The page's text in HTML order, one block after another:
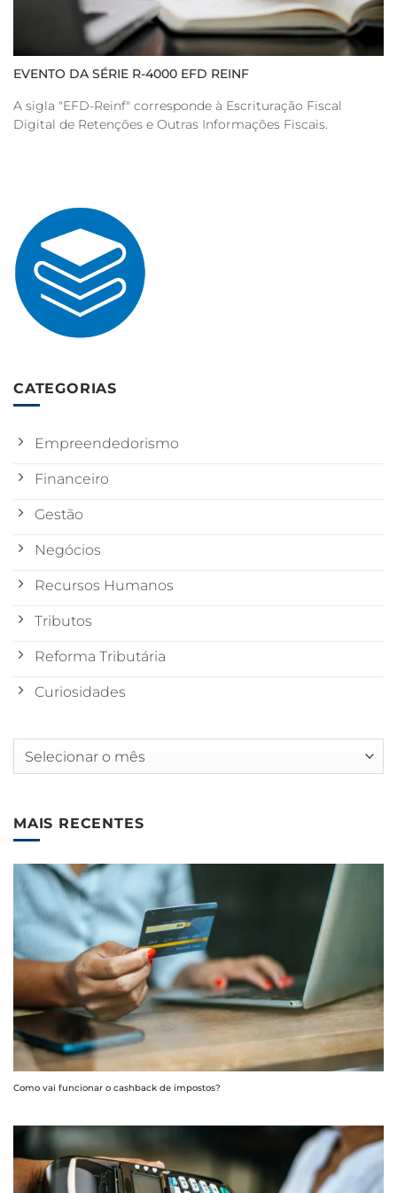
EVENTO DA SÉRIE R-4000 EFD REINF
A sigla "EFD-Reinf" corresponde à Escrituração Fiscal
Digital de Retenções e Outras Informações Fiscais.
CATEGORIAS
Empreendedorismo
Financeiro
Gestão
Negócios
Recursos Humanos
Tributos
Reforma Tributária
Curiosidades
Arquivos
MAIS RECENTES
Como vai funcionar o cashback de impostos?